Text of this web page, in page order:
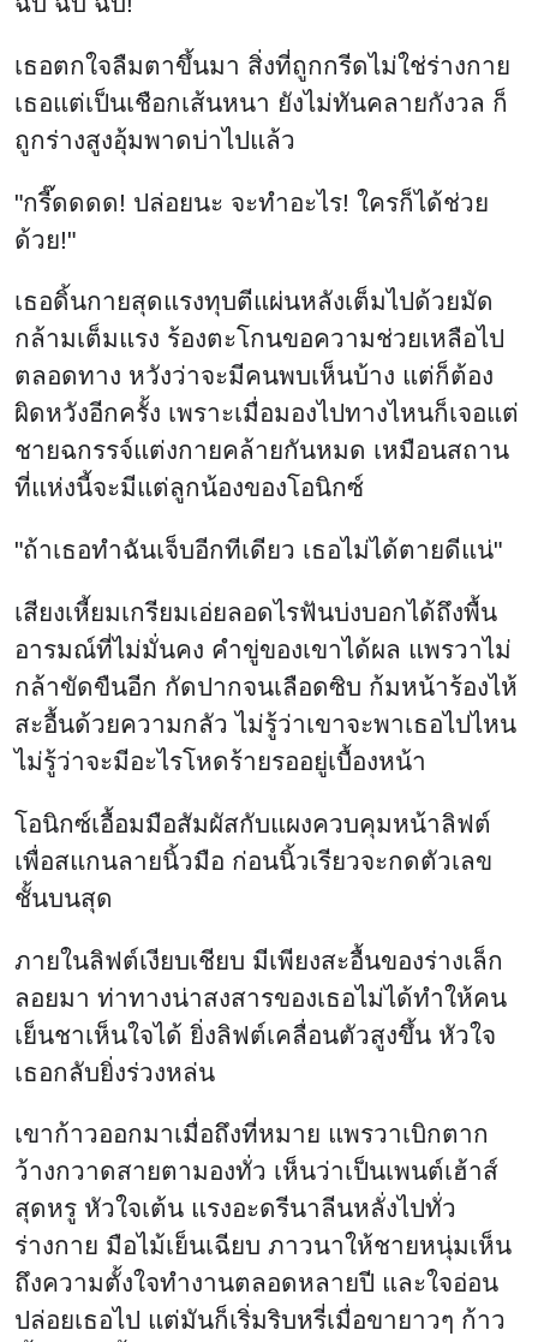
เธอตกใจลืมตาขึ้นมา สิ่งที่ถูกกรีดไม่ใช่ร่างกาย
เธอแต่เป็นเชือกเส้นหนา ยังไม่ทันคลายกังวล ก็
ถูกร่างสูงอุ้มพาดบ่าไปแล้ว
"กรี๊ดดดด! ปล่อยนะ จะทำอะไร! ใครก็ได้ช่วย
ด้วย!"
เธอดิ้นกายสุดแรงทุบตีแผ่นหลังเต็มไปด้วยมัด
กล้ามเต็มแรง ร้องตะโกนขอความช่วยเหลือไป
ตลอดทาง หวังว่าจะมีคนพบเห็นบ้าง แต่ก็ต้อง
ผิดหวังอีกครั้ง เพราะเมื่อมองไปทางไหนก็เจอแต่
ชายฉกรรจ์แต่งกายคล้ายกันหมด เหมือนสถาน
ที่แห่งนี้จะมีแต่ลูกน้องของโอนิกซ์
"ถ้าเธอทำฉันเจ็บอีกทีเดียว เธอไม่ได้ตายดีแน่"
เสียงเหี้ยมเกรียมเอ่ยลอดไรฟันบ่งบอกได้ถึงพื้น
อารมณ์ที่ไม่มั่นคง คำขู่ของเขาได้ผล แพรวาไม่
กล้าขัดขืนอีก กัดปากจนเลือดซิบ ก้มหน้าร้องไห้
สะอื้นด้วยความกลัว ไม่รู้ว่าเขาจะพาเธอไปไหน
ไม่รู้ว่าจะมีอะไรโหดร้ายรออยู่เบื้องหน้า
โอนิกซ์เอื้อมมือสัมผัสกับแผงควบคุมหน้าลิฟต์
เพื่อสแกนลายนิ้วมือ ก่อนนิ้วเรียวจะกดตัวเลข
ชั้นบนสุด
ภายในลิฟต์เงียบเชียบ มีเพียงสะอื้นของร่างเล็ก
ลอยมา ท่าทางน่าสงสารของเธอไม่ได้ทำให้คน
เย็นชาเห็นใจได้ ยิ่งลิฟต์เคลื่อนตัวสูงขึ้น หัวใจ
เธอกลับยิ่งร่วงหล่น
เขาก้าวออกมาเมื่อถึงที่หมาย แพรวาเบิกตาก
ว้างกวาดสายตามองทั่ว เห็นว่าเป็นเพนต์เฮ้าส์
สุดหรู หัวใจเต้น แรงอะดรีนาลีนหลั่งไปทั่ว
ร่างกาย มือไม้เย็นเฉียบ ภาวนาให้ชายหนุ่มเห็น
ถึงความตั้งใจทำงานตลอดหลายปี และใจอ่อน
ปล่อยเธอไป แต่มันก็เริ่มริบหรี่เมื่อขายาวๆ ก้าว